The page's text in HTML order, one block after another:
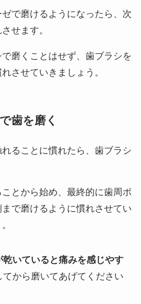
で磨けるようになったら、次
せます。
磨くことはせず、歯ブラシを
させていきましょう。
歯を磨く
ることに慣れたら、歯ブラシ
とから始め、最終的に歯周ポ
で磨けるように慣れさせてい
乾いていると痛みを感じやす
から磨いてあげてください